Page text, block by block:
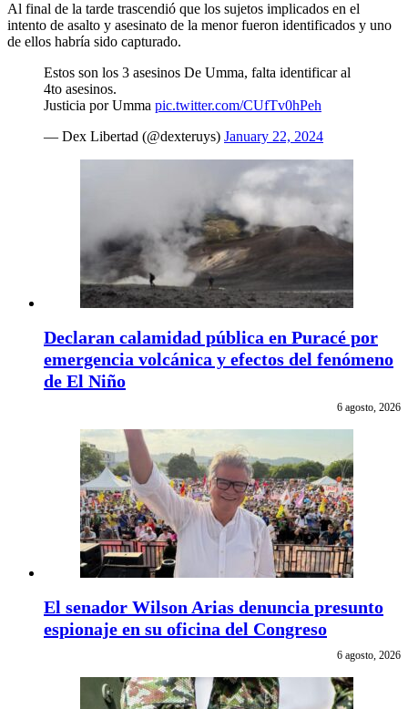
Al final de la tarde trascendió que los sujetos implicados en el
intento de asalto y asesinato de la menor fueron identificados y uno
de ellos habría sido capturado.
Estos son los 3 asesinos De Umma, falta identificar al
4to asesinos.
Justicia por Umma pic.twitter.com/CUfTv0hPeh
— Dex Libertad (@dexteruys) January 22, 2024
Declaran calamidad pública en Puracé por
emergencia volcánica y efectos del fenómeno
de El Niño
6 agosto, 2026
El senador Wilson Arias denuncia presunto
espionaje en su oficina del Congreso
6 agosto, 2026